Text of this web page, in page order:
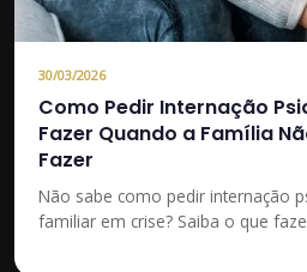
30/03/2026
Como Pedir Internação
Fazer Quando a Família
Fazer
Não sabe como pedir internação
familiar em crise? Saiba o que